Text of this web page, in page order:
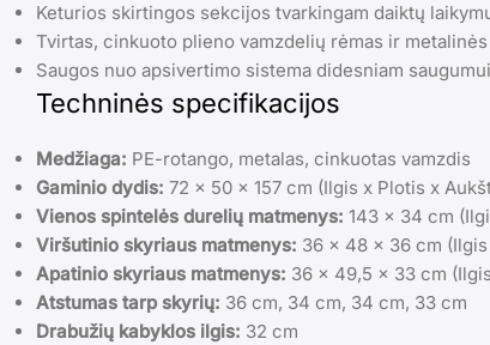
Keturios skirtingos sekcijos tvarkingam daiktų
Tvirtas, cinkuoto plieno vamzdelių rėmas ir
Saugos nuo apsivertimo sistema didesniam
Techninės specifikacijos
Medžiaga: PE-rotango, metalas, cinkuotas vamzdis
Gaminio dydis: 72 x 50 x 157 cm (Ilgis x Plotis x
Vienos spintelės durelių matmenys: 143 x 34 cm
Viršutinio skyriaus matmenys: 36 x 48 x 36 cm
Apatinio skyriaus matmenys: 36 x 49,5 x 33 cm
Atstumas tarp skyrių: 36 cm, 34 cm, 34 cm, 33 cm
Drabužių kabyklos ilgis: 32 cm